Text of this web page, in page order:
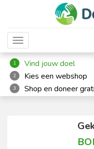
Toggle navigation
1 Vind jouw doel
2 Kies een webshop
3 Shop en doneer